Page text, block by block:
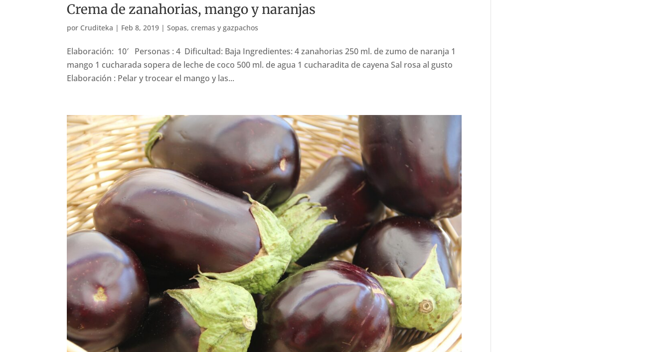
Crema de zanahorias, mango y naranjas
por Cruditeka | Feb 8, 2019 |Sopas, cremas y gazpachos
Elaboración: 10′ Personas : 4 Dificultad: Baja Ingredientes: 4 zanahorias 250 ml. de zumo de naranja 1
mango 1 cucharada sopera de leche de coco 500 ml. de agua 1 cucharadita de cayena Sal rosa al gusto
Elaboración : Pelar y trocear el mango y las...